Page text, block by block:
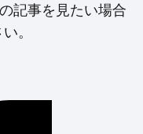
記事を見たい場合
。